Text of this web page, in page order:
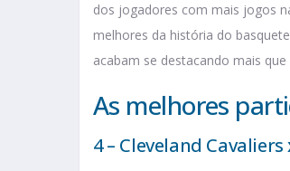
dos jogadores com mais jogos
melhores da história do
acabam se destacando mais que
As melhores
4 – Cleveland